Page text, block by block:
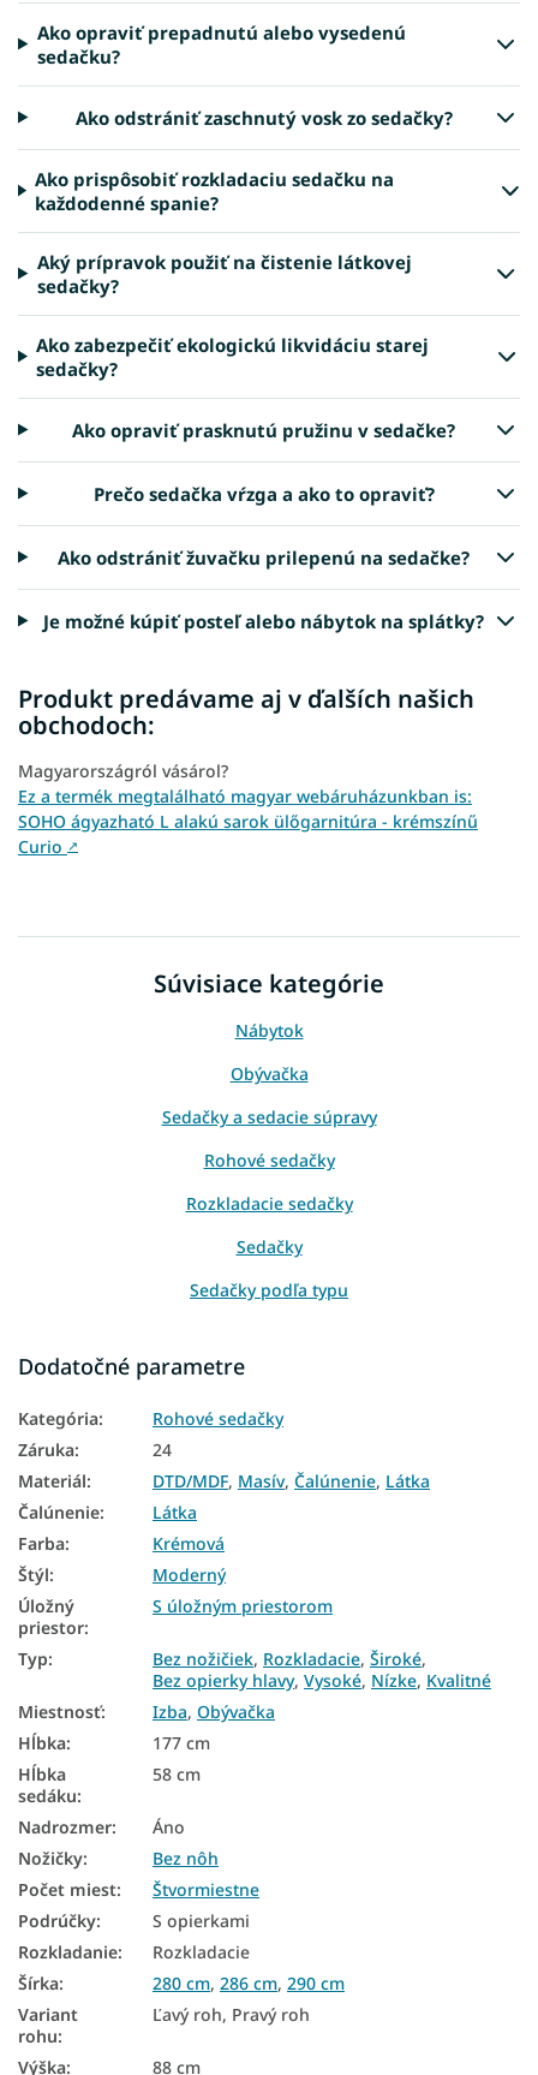
Ako opraviť prepadnutú alebo vysedenú
sedačku?
Ako odstrániť zaschnutý vosk zo sedačky?
Ako prispôsobiť rozkladaciu sedačku na
každodenné spanie?
Aký prípravok použiť na čistenie látkovej
sedačky?
Ako zabezpečiť ekologickú likvidáciu starej
sedačky?
Ako opraviť prasknutú pružinu v sedačke?
Prečo sedačka vŕzga a ako to opraviť?
Ako odstrániť žuvačku prilepenú na sedačke?
Je možné kúpiť posteľ alebo nábytok na splátky?
Produkt predávame aj v ďalších našich
obchodoch:
Magyarországról vásárol?
Ez a termék megtalálható magyar webáruházunkban is:
SOHO ágyazható L alakú sarok ülőgarnitúra - krémszínű
Curio ↗
Súvisiace kategórie
Nábytok
Obývačka
Sedačky a sedacie súpravy
Rohové sedačky
Rozkladacie sedačky
Sedačky
Sedačky podľa typu
Sedačky podľa počtu miest
Sedačky podľa šírky
Sedačky podľa miestnosti
Sedačky podľa materiálu
Sedačky podľa farby
Sedačky podľa štýlu
Sedačky v tvare L
Sedačky podľa účelu
Vysoké sedačky
Nízke sedačky
Štvormiestne sedačky
Sedačky 280 cm
Sedačky 290 cm
Dodatočné parametre
Kategória:
Rohové sedačky
Záruka:
24
Materiál: DTD/MDF, Masív, Čalúnenie, Látka
Čalúnenie:
Látka
Farba:
Krémová
Štýl:
Moderný
Úložný
priestor:
S úložným priestorom
Typ: Bez nožičiek, Rozkladacie, Široké,
Bez opierky hlavy, Vysoké, Nízke, Kvalitné
Miestnosť: Izba, Obývačka
Hĺbka:
177 cm
Hĺbka
sedáku:
58 cm
Nadrozmer:
Áno
Nožičky:
Bez nôh
Počet miest:
Štvormiestne
Podrúčky:
S opierkami
Rozkladanie:
Rozkladacie
Šírka: 280 cm, 286 cm, 290 cm
Variant
rohu:
Ľavý roh, Pravý roh
Výška: 88 cm